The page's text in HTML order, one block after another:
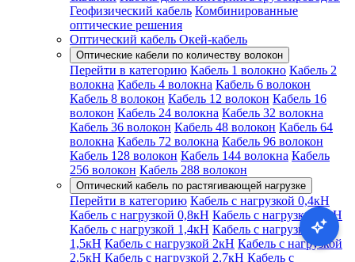
Геофизический кабель Комбинированные
оптические решения
Оптический кабель Окей-кабель
Оптические кабели по количеству волокон
Перейти в категорию Кабель 1 волокно Кабель 2
волокна Кабель 4 волокна Кабель 6 волокон
Кабель 8 волокон Кабель 12 волокон Кабель 16
волокон Кабель 24 волокна Кабель 32 волокна
Кабель 36 волокон Кабель 48 волокон Кабель 64
волокна Кабель 72 волокна Кабель 96 волокон
Кабель 128 волокон Кабель 144 волокна Кабель
256 волокон Кабель 288 волокон
Оптический кабель по растягивающей нагрузке
Перейти в категорию Кабель с нагрузкой 0,4кН
Кабель с нагрузкой 0,8кН Кабель с нагрузкой 1кН
Кабель с нагрузкой 1,4кН Кабель с нагрузкой
1,5кН Кабель с нагрузкой 2кН Кабель с нагрузкой
2,5кН Кабель с нагрузкой 2,7кН Кабель с